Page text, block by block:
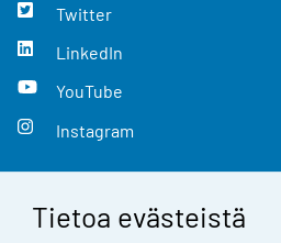
Tietoa evästeistä
Twitter
LinkedIn
YouTube
Instagram
Yhteystiedot